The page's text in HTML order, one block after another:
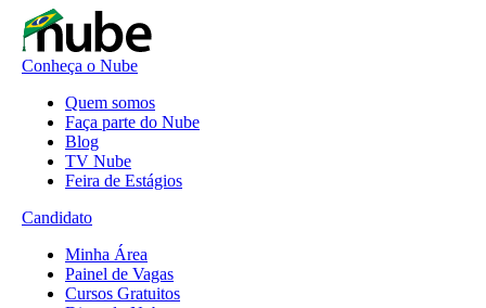
Conheça o Nube
Quem somos
Faça parte do Nube
Blog
TV Nube
Feira de Estágios
Candidato
Minha Área
Painel de Vagas
Cursos Gratuitos